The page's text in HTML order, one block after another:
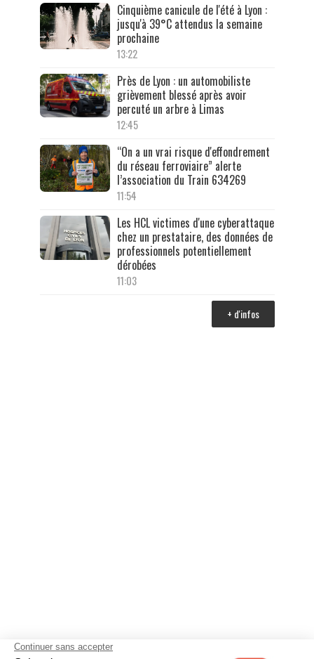
Cinquième canicule de l'été à Lyon :
jusqu'à 39°C attendus la semaine
prochaine
13:22
Près de Lyon : un automobiliste
grièvement blessé après avoir
percuté un arbre à Limas
12:45
“On a un vrai risque d'effondrement
du réseau ferroviaire” alerte
l’association du Train 634269
11:54
Les HCL victimes d'une cyberattaque
chez un prestataire, des données de
professionnels potentiellement
dérobées
11:03
+ d'infos